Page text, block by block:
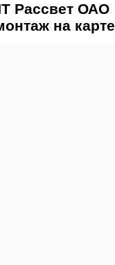
Рассвет ОАО
на карте